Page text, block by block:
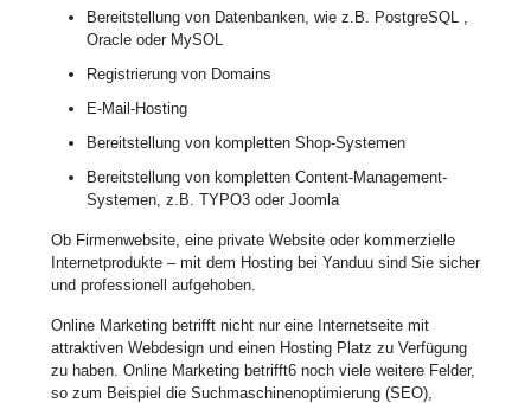
Bereitstellung von Datenbanken, wie z.B. PostgreSQL ,
Oracle oder MySOL
Registrierung von Domains
E-Mail-Hosting
Bereitstellung von kompletten Shop-Systemen
Bereitstellung von kompletten Content-Management-
Systemen, z.B. TYPO3 oder Joomla
Ob Firmenwebsite, eine private Website oder kommerzielle
Internetprodukte – mit dem Hosting bei Yanduu sind Sie sicher
und professionell aufgehoben.
Online Marketing betrifft nicht nur eine Internetseite mit
attraktiven Webdesign und einen Hosting Platz zu Verfügung
zu haben. Online Marketing betrifft6 noch viele weitere Felder,
so zum Beispiel die Suchmaschinenoptimierung (SEO),